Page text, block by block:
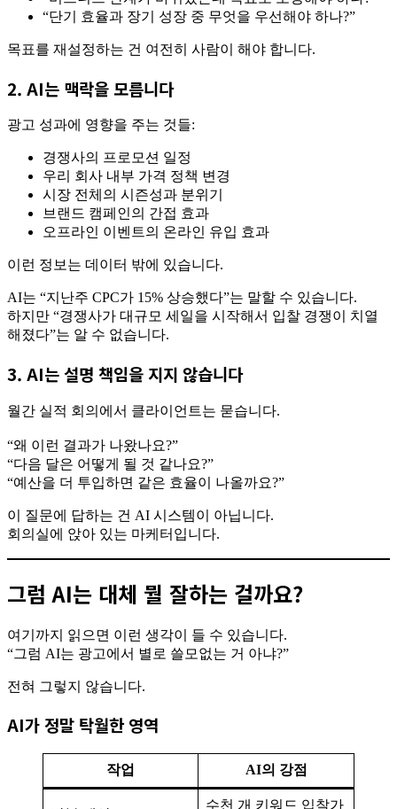
“단기 효율과 장기 성장 중 무엇을 우선해야 하나?”
목표를 재설정하는 건 여전히 사람이 해야 합니다.
2. AI는 맥락을 모릅니다
광고 성과에 영향을 주는 것들:
경쟁사의 프로모션 일정
우리 회사 내부 가격 정책 변경
시장 전체의 시즌성과 분위기
브랜드 캠페인의 간접 효과
오프라인 이벤트의 온라인 유입 효과
이런 정보는 데이터 밖에 있습니다.
AI는 “지난주 CPC가 15% 상승했다”는 말할 수 있습니다.
하지만 “경쟁사가 대규모 세일을 시작해서 입찰 경쟁이 치열
해졌다”는 알 수 없습니다.
3. AI는 설명 책임을 지지 않습니다
월간 실적 회의에서 클라이언트는 묻습니다.
“왜 이런 결과가 나왔나요?”
“다음 달은 어떻게 될 것 같나요?”
“예산을 더 투입하면 같은 효율이 나올까요?”
이 질문에 답하는 건 AI 시스템이 아닙니다.
회의실에 앉아 있는 마케터입니다.
그럼 AI는 대체 뭘 잘하는 걸까요?
여기까지 읽으면 이런 생각이 들 수 있습니다.
“그럼 AI는 광고에서 별로 쓸모없는 거 아냐?”
전혀 그렇지 않습니다.
AI가 정말 탁월한 영역
작업 AI의 강점
수천 개 키워드 입찰가